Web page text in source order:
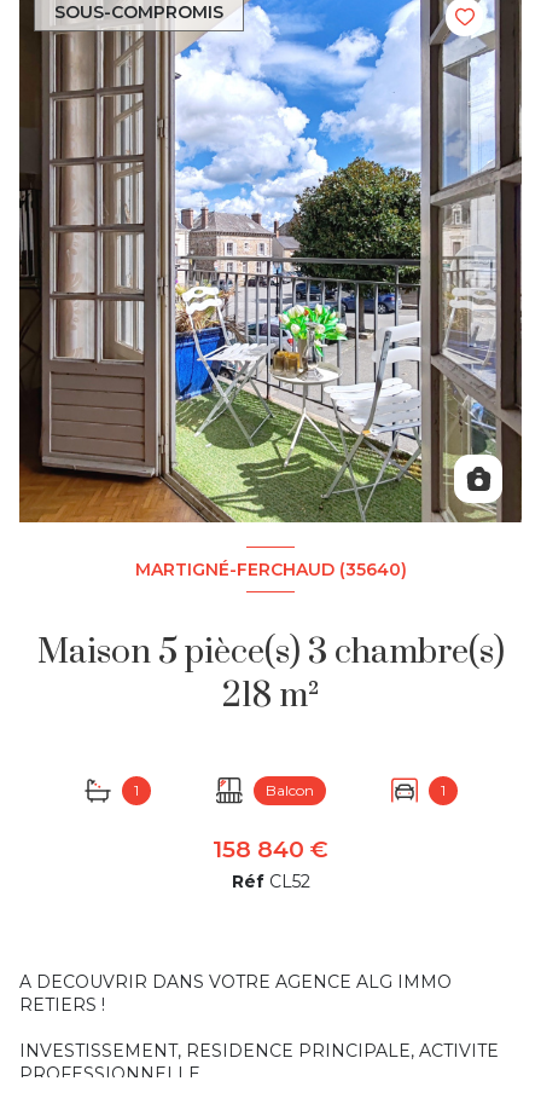
SOUS-COMPROMIS
MARTIGNÉ-FERCHAUD (35640)
Maison 5 pièce(s) 3 chambre(s)
218 m²
1 Balcon 1
158 840 €
Réf CL52
A DECOUVRIR DANS VOTRE AGENCE ALG IMMO
RETIERS !
INVESTISSEMENT, RESIDENCE PRINCIPALE, ACTIVITE
PROFESSIONNELLE ...